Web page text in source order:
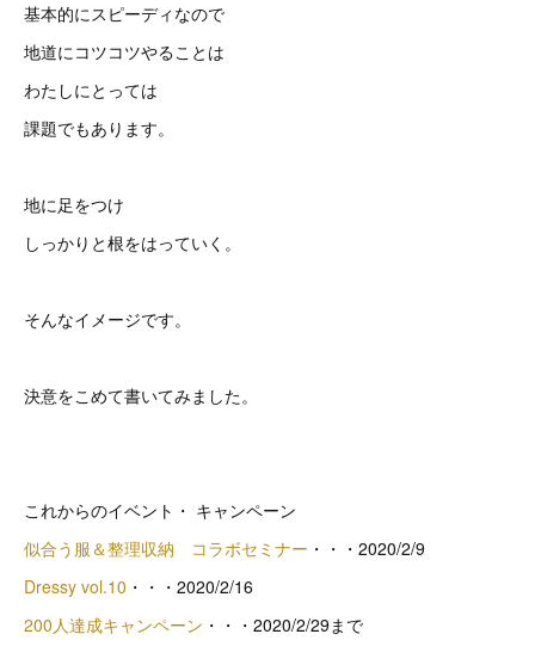
基本的にスピーディなので
地道にコツコツやることは
わたしにとっては
課題でもあります。
地に足をつけ
しっかりと根をはっていく。
そんなイメージです。
決意をこめて書いてみました。
これからのイベント・ キャンペーン
似合う服＆整理収納 コラボセミナー ・・・2020/2/9
Dressy vol.10 ・・・2020/2/16
200人達成キャンペーン ・・・2020/2/29まで